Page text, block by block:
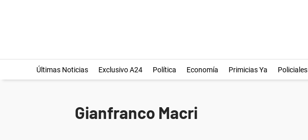
Últimas Noticias Exclusivo A24 Política Economía Primicias Ya Policiales
Gianfranco Macri